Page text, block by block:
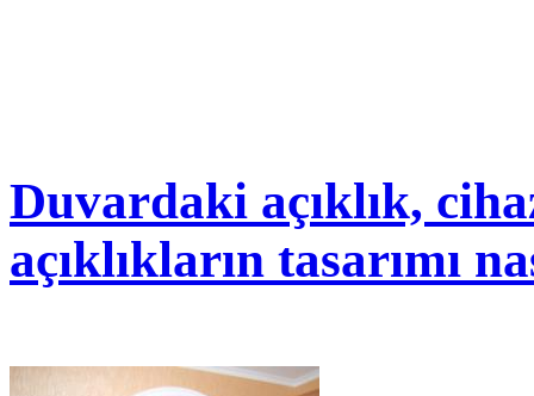
Duvardaki açıklık,
açıklıkların tasarımı